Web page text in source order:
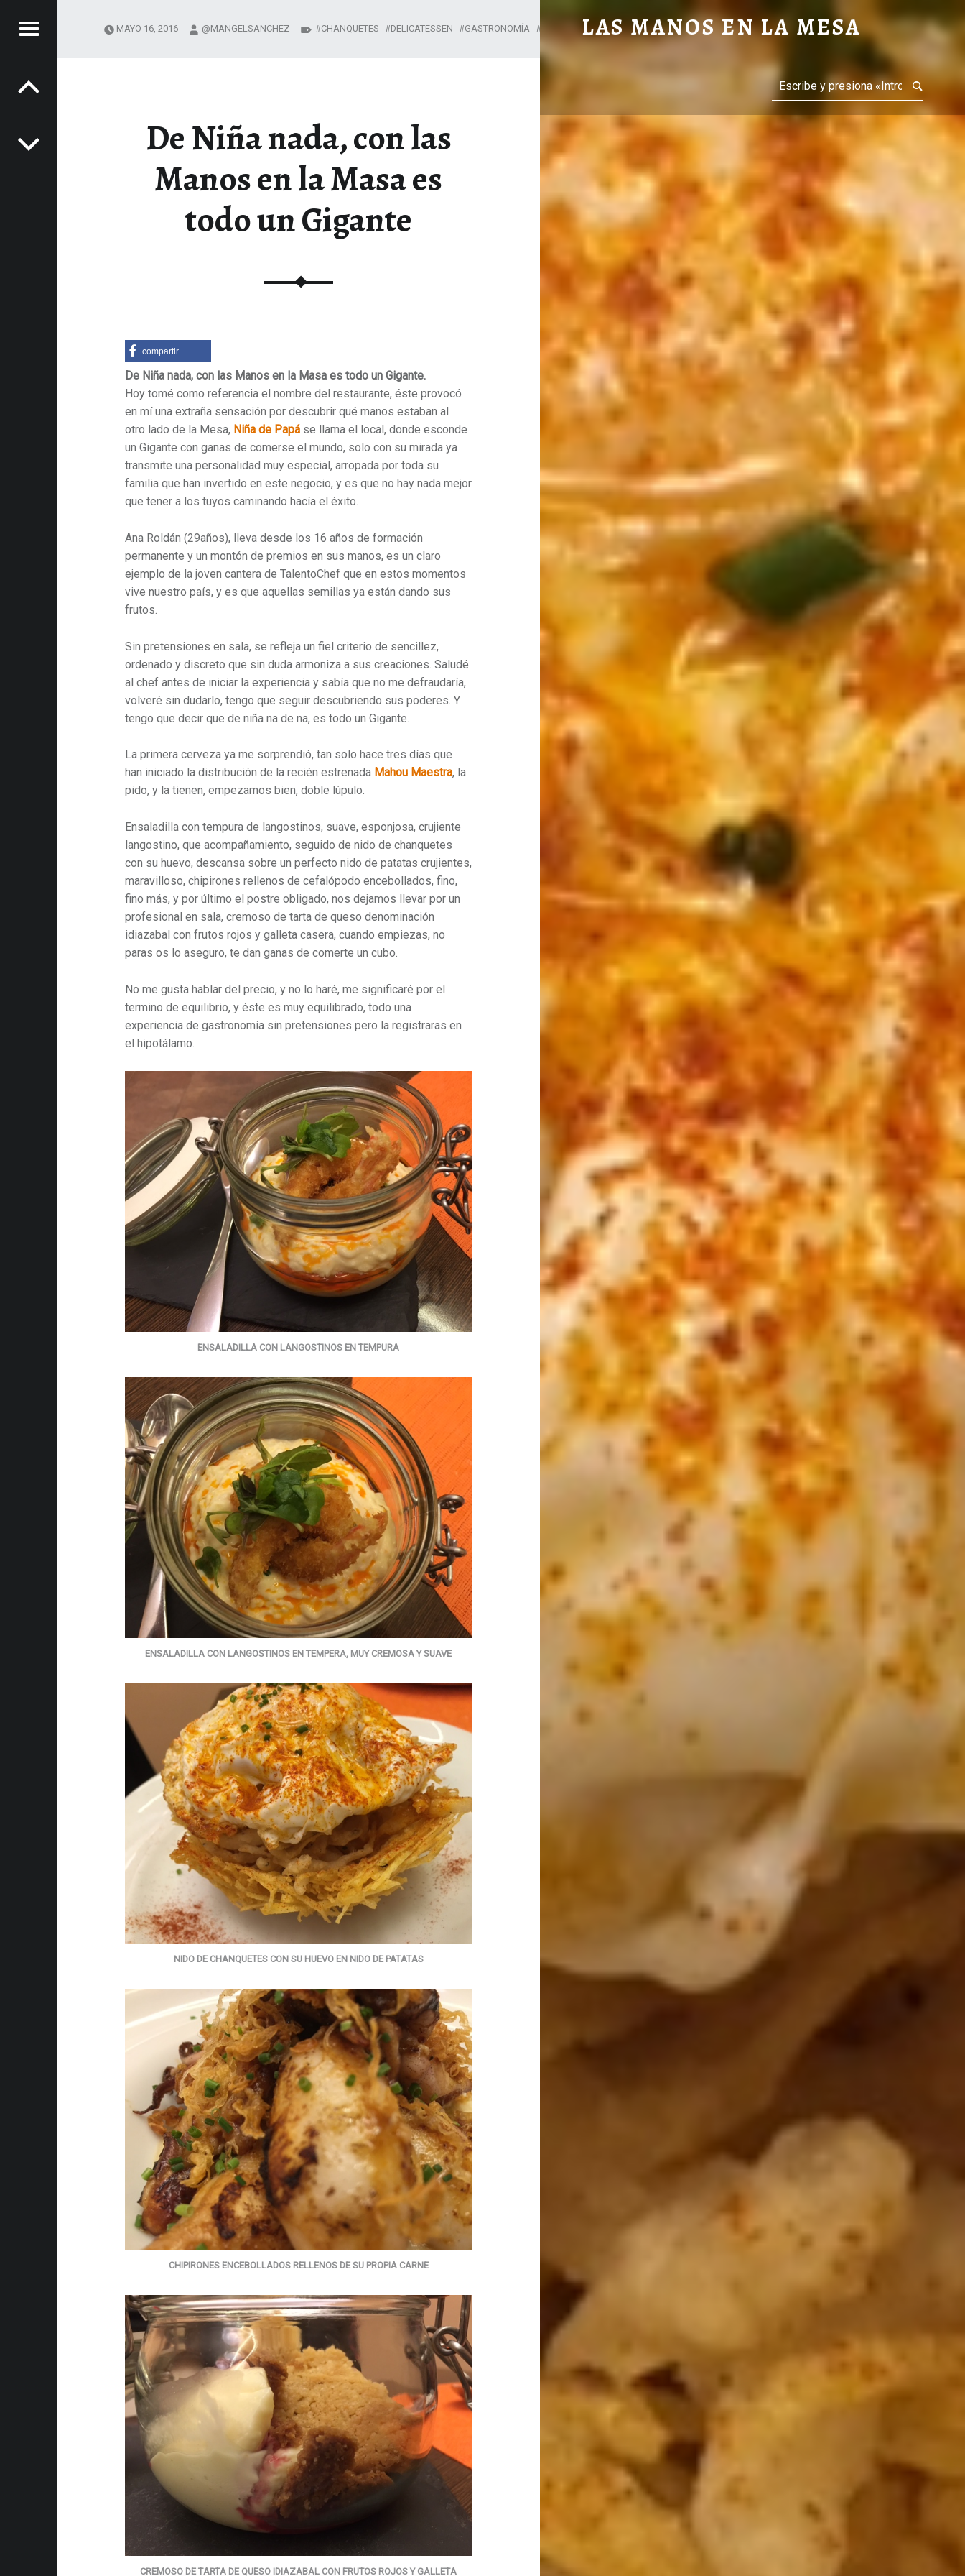
LAS MANOS EN LA MESA
GASTRONÓMICAS
Menú
De Niña nada, con las
Manos en la Masa es
todo un Gigante
compartir
De Niña nada, con las Manos en la Masa es todo un Gigante.
Hoy tomé como referencia el nombre del restaurante, éste provocó
en mí una extraña sensación por descubrir qué manos estaban al
otro lado de la Mesa, Niña de Papá se llama el local, donde esconde
un Gigante con ganas de comerse el mundo, solo con su mirada ya
transmite una personalidad muy especial, arropada por toda su
familia que han invertido en este negocio, y es que no hay nada mejor
que tener a los tuyos caminando hacía el éxito.
Ana Roldán (29años), lleva desde los 16 años de formación
permanente y un montón de premios en sus manos, es un claro
ejemplo de la joven cantera de TalentoChef que en estos momentos
vive nuestro país, y es que aquellas semillas ya están dando sus
frutos.
Sin pretensiones en sala, se refleja un fiel criterio de sencillez,
ordenado y discreto que sin duda armoniza a sus creaciones. Saludé
al chef antes de iniciar la experiencia y sabía que no me defraudaría,
volveré sin dudarlo, tengo que seguir descubriendo sus poderes. Y
tengo que decir que de niña na de na, es todo un Gigante.
La primera cerveza ya me sorprendió, tan solo hace tres días que
han iniciado la distribución de la recién estrenada Mahou Maestra, la
pido, y la tienen, empezamos bien, doble lúpulo.
Ensaladilla con tempura de langostinos, suave, esponjosa, crujiente
langostino, que acompañamiento, seguido de nido de chanquetes
con su huevo, descansa sobre un perfecto nido de patatas crujientes,
maravilloso, chipirones rellenos de cefalópodo encebollados, fino,
fino más, y por último el postre obligado, nos dejamos llevar por un
profesional en sala, cremoso de tarta de queso denominación
idiazabal con frutos rojos y galleta casera, cuando empiezas, no
paras os lo aseguro, te dan ganas de comerte un cubo.
No me gusta hablar del precio, y no lo haré, me significaré por el
termino de equilibrio, y éste es muy equilibrado, todo una
experiencia de gastronomía sin pretensiones pero la registraras en
el hipotálamo.
ENSALADILLA CON LANGOSTINOS EN TEMPURA
ENSALADILLA CON LANGOSTINOS EN TEMPERA, MUY CREMOSA Y SUAVE
NIDO DE CHANQUETES CON SU HUEVO EN NIDO DE PATATAS
CHIPIRONES ENCEBOLLADOS RELLENOS DE SU PROPIA CARNE
CREMOSO DE TARTA DE QUESO IDIAZABAL CON FRUTOS ROJOS Y GALLETA
MAYO 16, 2016 @MANGELSANCHEZ CHANQUETES DELICATESSEN GASTRONOMÍA